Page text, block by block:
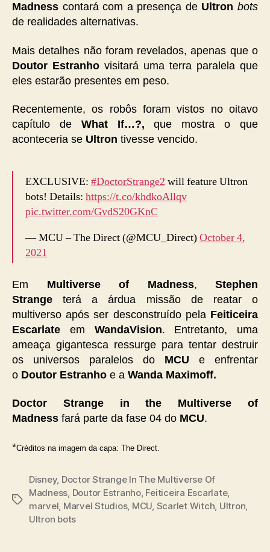
Madness contará com a presença de Ultron bots
de realidades alternativas.
Mais detalhes não foram revelados, apenas que o
Doutor Estranho visitará uma terra paralela que
eles estarão presentes em peso.
Recentemente, os robôs foram vistos no oitavo
capítulo de What If…?, que mostra o que
aconteceria se Ultron tivesse vencido.
EXCLUSIVE: #DoctorStrange2 will feature Ultron
bots! Details: https://t.co/khdkoAllqv
pic.twitter.com/GvdS20GKnC
— MCU – The Direct (@MCU_Direct)October 4,
2021
Em Multiverse of Madness, Stephen
Strange terá a árdua missão de reatar o
multiverso após ser desconstruído pela Feiticeira
Escarlate em WandaVision. Entretanto, uma
ameaça gigantesca ressurge para tentar destruir
os universos paralelos do MCU e enfrentar
o Doutor Estranho e a Wanda Maximoff.
Doctor Strange in the Multiverse of
Madness fará parte da fase 04 do MCU.
*Créditos na imagem da capa: The Direct.
Tags
Disney, Doctor Strange In The Multiverse Of
Madness, Doutor Estranho, Feiticeira Escarlate,
marvel, Marvel Studios, MCU, Scarlet Witch, Ultron,
Ultron bots